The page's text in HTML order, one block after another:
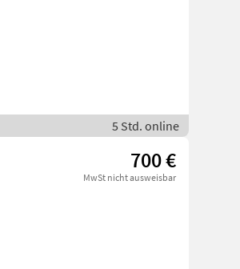
5 Std. online
700 €
MwSt nicht ausweisbar